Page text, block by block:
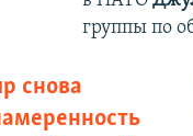
группы по
снова